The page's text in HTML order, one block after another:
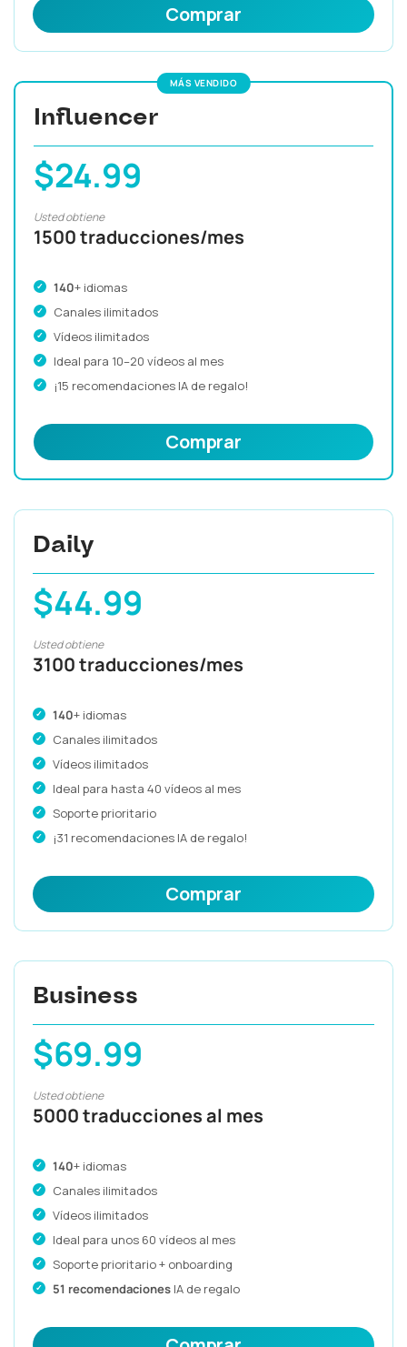
Comprar
MÁS VENDIDO
Influencer
$24.99
Usted obtiene
1500 traducciones/mes
140+ idiomas
Canales ilimitados
Vídeos ilimitados
Ideal para 10–20 vídeos al mes
¡15 recomendaciones IA de regalo!
Comprar
Daily
$44.99
Usted obtiene
3100 traducciones/mes
140+ idiomas
Canales ilimitados
Vídeos ilimitados
Ideal para hasta 40 vídeos al mes
Soporte prioritario
¡31 recomendaciones IA de regalo!
Comprar
Business
$69.99
Usted obtiene
5000 traducciones al mes
140+ idiomas
Canales ilimitados
Vídeos ilimitados
Ideal para unos 60 vídeos al mes
Soporte prioritario + onboarding
51 recomendaciones IA de regalo